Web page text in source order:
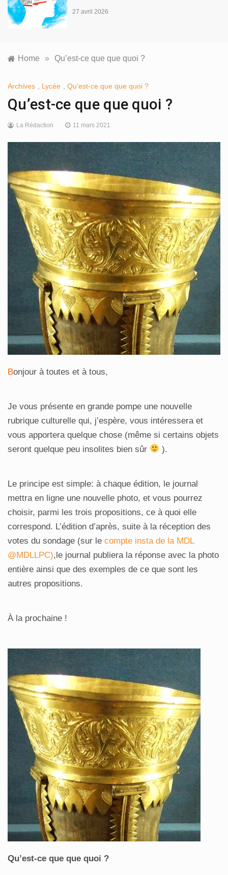
Home » Qu’est-ce que que quoi ?
Archives Lycée Qu'est-ce que que quoi ?
Qu’est-ce que que quoi ?
La Rédaction 11 mars 2021
Bonjour à toutes et à tous,
Je vous présente en grande pompe une nouvelle
rubrique culturelle qui, j’espère, vous intéressera et
vous apportera quelque chose (même si certains objets
seront quelque peu insolites bien sûr
).
Le principe est simple: à chaque édition, le journal
mettra en ligne une nouvelle photo, et vous pourrez
choisir, parmi les trois propositions, ce à quoi elle
correspond. L’édition d’après, suite à la réception des
votes du sondage (sur le compte insta de la MDL
@MDLLPC),le journal publiera la réponse avec la photo
entière ainsi que des exemples de ce que sont les
autres propositions.
À la prochaine !
Qu’est-ce que que quoi ?